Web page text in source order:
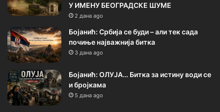
У ИМЕНУ БЕОГРАДСКЕ ШУМЕ
2 дана ago
Бојанић: Србија се буди – али тек сада
почиње најважнија битка
3 дана ago
Бојанић: ОЛУЈА… Битка за истину води се
и бројкама
5 дана ago